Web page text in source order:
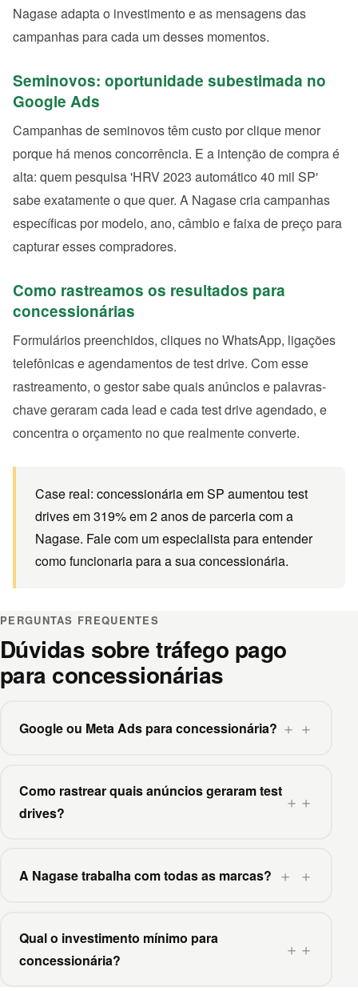
Nagase adapta o investimento e as mensagens das
campanhas para cada um desses momentos.
Seminovos: oportunidade subestimada no
Google Ads
Campanhas de seminovos têm custo por clique menor
porque há menos concorrência. E a intenção de compra é
alta: quem pesquisa 'HRV 2023 automático 40 mil SP'
sabe exatamente o que quer. A Nagase cria campanhas
específicas por modelo, ano, câmbio e faixa de preço para
capturar esses compradores.
Como rastreamos os resultados para
concessionárias
Formulários preenchidos, cliques no WhatsApp, ligações
telefônicas e agendamentos de test drive. Com esse
rastreamento, o gestor sabe quais anúncios e palavras-
chave geraram cada lead e cada test drive agendado, e
concentra o orçamento no que realmente converte.
Case real: concessionária em SP aumentou test
drives em 319% em 2 anos de parceria com a
Nagase. Fale com um especialista para entender
como funcionaria para a sua concessionária.
PERGUNTAS FREQUENTES
Dúvidas sobre tráfego pago
para concessionárias
Google ou Meta Ads para concessionária? ＋
Como rastrear quais anúncios geraram test
drives?
＋
A Nagase trabalha com todas as marcas? ＋
Qual o investimento mínimo para
concessionária?
＋